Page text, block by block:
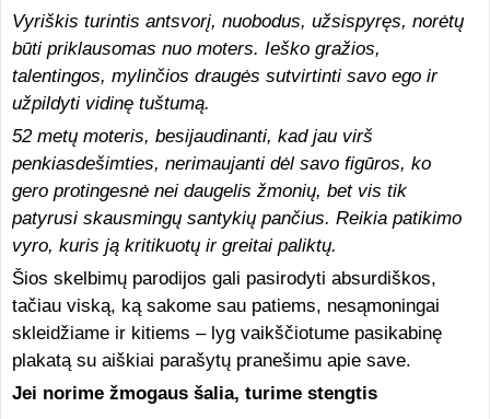
Vyriškis turintis antsvorį, nuobodus, užsispyręs, norėtų
būti priklausomas nuo moters. Ieško gražios,
talentingos, mylinčios draugės sutvirtinti savo ego ir
užpildyti vidinę tuštumą.
52 metų moteris, besijaudinanti, kad jau virš
penkiasdešimties, nerimaujanti dėl savo figūros, ko
gero protingesnė nei daugelis žmonių, bet vis tik
patyrusi skausmingų santykių pančius. Reikia patikimo
vyro, kuris ją kritikuotų ir greitai paliktų.
Šios skelbimų parodijos gali pasirodyti absurdiškos,
tačiau viską, ką sakome sau patiems, nesąmoningai
skleidžiame ir kitiems – lyg vaikščiotume pasikabinę
plakatą su aiškiai parašytų pranešimu apie save.
Jei norime žmogaus šalia, turime stengtis